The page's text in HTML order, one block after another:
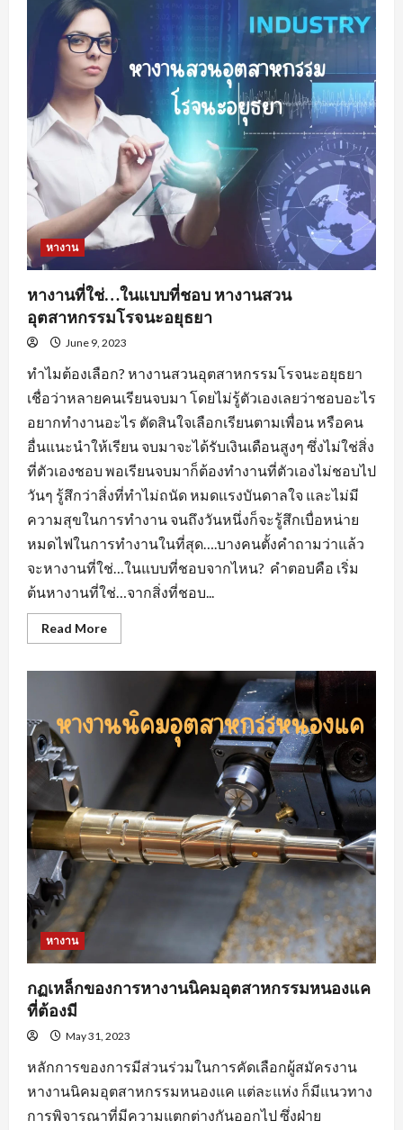
อุตสาหกรรม
บางพลี
มี
อะไร
น่า
สนใจ
หางาน
หางานที่ใช่…ในแบบที่ชอบ หางานสวน
อุตสาหกรรมโรจนะอยุธยา
June 9, 2023
ทำไมต้องเลือก? หางานสวนอุตสาหกรรมโรจนะอยุธยา
เชื่อว่าหลายคนเรียนจบมา โดยไม่รู้ตัวเองเลยว่าชอบอะไร
อยากทำงานอะไร ตัดสินใจเลือกเรียนตามเพื่อน หรือคน
อื่นแนะนำให้เรียน จบมาจะได้รับเงินเดือนสูงๆ ซึ่งไม่ใช่สิ่ง
ที่ตัวเองชอบ พอเรียนจบมาก็ต้องทำงานที่ตัวเองไม่ชอบไป
วันๆ รู้สึกว่าสิ่งที่ทำไม่ถนัด หมดแรงบันดาลใจ และไม่มี
ความสุขในการทำงาน จนถึงวันหนึ่งก็จะรู้สึกเบื่อหน่าย
หมดไฟในการทำงานในที่สุด….บางคนตั้งคำถามว่าแล้ว
จะหางานที่ใช่…ในแบบที่ชอบจากไหน? คำตอบคือ เริ่ม
ต้นหางานที่ใช่…จากสิ่งที่ชอบ...
Read MoreRead
more
ใน
แบบ
งาน
สวน
อุตสาหกรรม
โรจ
นะ
อยุธยา
หางาน
กฏเหล็กของการหางานนิคมอุตสาหกรรมหนองแค
ที่ต้องมี
May 31, 2023
หลักการของการมีส่วนร่วมในการคัดเลือกผู้สมัครงาน
หางานนิคมอุตสาหกรรมหนองแค แต่ละแห่ง ก็มีแนวทาง
การพิจารณาที่มีความแตกต่างกันออกไป ซึ่งฝ่าย